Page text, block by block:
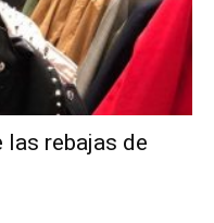
rebajas de